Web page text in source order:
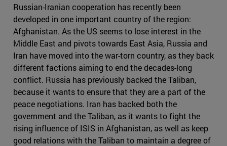
Russian-Iranian cooperation has recently been
developed in one important country of the region:
Afghanistan. As the US seems to lose interest in the
Middle East and pivots towards East Asia, Russia and
Iran have moved into the war-torn country, as they back
different factions aiming to end the decades-long
conflict. Russia has previously backed the Taliban,
because it wants to ensure that they are a part of the
peace negotiations. Iran has backed both the
government and the Taliban, as it wants to fight the
rising influence of ISIS in Afghanistan, as well as keep
good relations with the Taliban to maintain a degree of